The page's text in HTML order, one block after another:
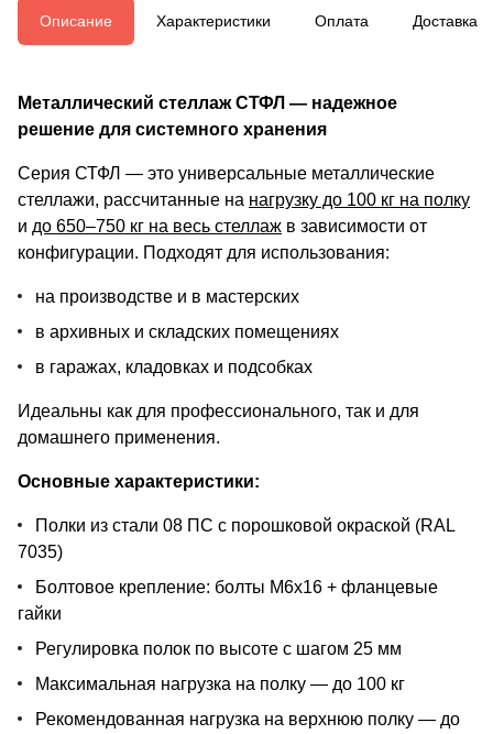
Описание Характеристики Оплата Доставка
Металлический стеллаж СТФЛ — надежное
решение для системного хранения
Серия СТФЛ — это универсальные металлические
стеллажи, рассчитанные на нагрузку до 100 кг на полку
и до 650–750 кг на весь стеллаж в зависимости от
конфигурации. Подходят для использования:
на производстве и в мастерских
в архивных и складских помещениях
в гаражах, кладовках и подсобках
Идеальны как для профессионального, так и для
домашнего применения.
Основные характеристики:
Полки из стали 08 ПС с порошковой окраской (RAL
7035)
Болтовое крепление: болты М6х16 + фланцевые
гайки
Регулировка полок по высоте с шагом 25 мм
Максимальная нагрузка на полку — до 100 кг
Рекомендованная нагрузка на верхнюю полку — до